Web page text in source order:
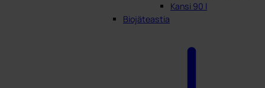
Kansi 90 l
Biojäteastia